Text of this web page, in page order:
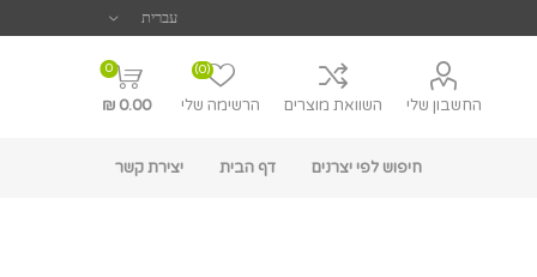
החשבון שלי השוואת מוצרים הרשימה שלי
(0)
0
0.00 ₪
חיפוש לפי יצרנים דף הבית יצירת קשר